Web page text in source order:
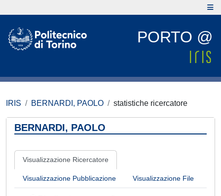
PORTO @
IRIS BERNARDI, PAOLO statistiche ricercatore
BERNARDI, PAOLO
Visualizzazione Ricercatore
Visualizzazione Pubblicazione Visualizzazione File